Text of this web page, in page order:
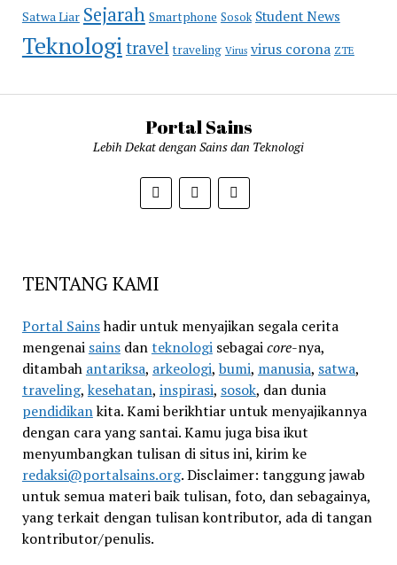
Satwa Liar Sejarah Smartphone Sosok Student News
Teknologi travel traveling Virus virus corona ZTE
Portal Sains
Lebih Dekat dengan Sains dan Teknologi
TENTANG KAMI
Portal Sainshadir untuk menyajikan segala cerita
mengenai sainsdanteknologisebagaicore-nya,
ditambah antariksa, arkeologi, bumi, manusia, satwa,
traveling, kesehatan, inspirasi, sosok, dan dunia
pendidikankita. Kami berikhtiar untuk menyajikannya
dengan cara yang santai. Kamu juga bisa ikut
menyumbangkan tulisan di situs ini, kirim ke
redaksi@portalsains.org. Disclaimer: tanggung jawab
untuk semua materi baik tulisan, foto, dan sebagainya,
yang terkait dengan tulisan kontributor, ada di tangan
kontributor/penulis.